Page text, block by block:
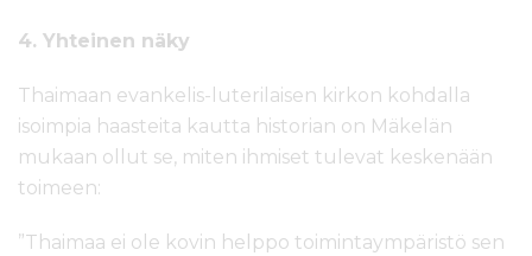
4. Yhteinen näky
Thaimaan evankelis-luterilaisen kirkon kohdalla
isoimpia haasteita kautta historian on Mäkelän
mukaan ollut se, miten ihmiset tulevat keskenään
toimeen:
”Thaimaa ei ole kovin helppo toimintaympäristö sen